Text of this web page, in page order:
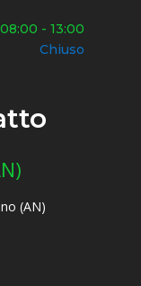
08:00 - 13:00
Chiuso
(AN)